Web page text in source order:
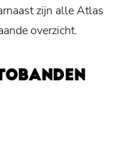
zijn alle Atlas
overzicht.